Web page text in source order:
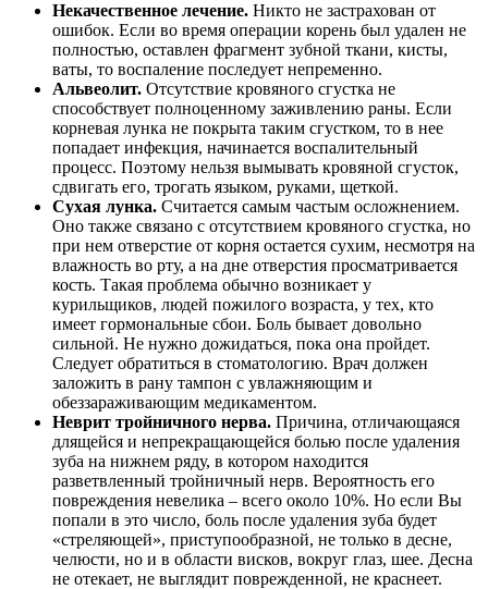
Некачественное лечение. Никто не застрахован от
ошибок. Если во время операции корень был удален не
полностью, оставлен фрагмент зубной ткани, кисты,
ваты, то воспаление последует непременно.
Альвеолит. Отсутствие кровяного сгустка не
способствует полноценному заживлению раны. Если
корневая лунка не покрыта таким сгустком, то в нее
попадает инфекция, начинается воспалительный
процесс. Поэтому нельзя вымывать кровяной сгусток,
сдвигать его, трогать языком, руками, щеткой.
Сухая лунка. Считается самым частым осложнением.
Оно также связано с отсутствием кровяного сгустка, но
при нем отверстие от корня остается сухим, несмотря на
влажность во рту, а на дне отверстия просматривается
кость. Такая проблема обычно возникает у
курильщиков, людей пожилого возраста, у тех, кто
имеет гормональные сбои. Боль бывает довольно
сильной. Не нужно дожидаться, пока она пройдет.
Следует обратиться в стоматологию. Врач должен
заложить в рану тампон с увлажняющим и
обеззараживающим медикаментом.
Неврит тройничного нерва. Причина, отличающаяся
длящейся и непрекращающейся болью после удаления
зуба на нижнем ряду, в котором находится
разветвленный тройничный нерв. Вероятность его
повреждения невелика – всего около 10%. Но если Вы
попали в это число, боль после удаления зуба будет
«стреляющей», приступообразной, не только в десне,
челюсти, но и в области висков, вокруг глаз, шее. Десна
не отекает, не выглядит поврежденной, не краснеет.